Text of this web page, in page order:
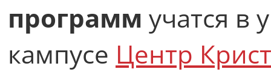
программ учатся в
кампусе Центр